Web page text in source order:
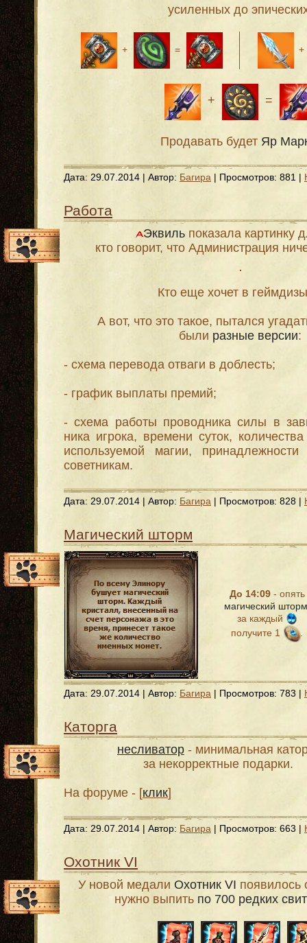
усиленных до
+ =
+ =
Продавать будет Яр
Дата: 29.07.2014 | Автор: Багира | Просмотров: 881 |
Работа
Эквиль показала картинку
кто говорит, что Администрация
Кто еще хочет в
А вот, что это такое, пытался
были разные версии:
- схема перевода отваги в доблесть;
- график выплаты премий;
- схема работы проводника силы в
ника игрока, времени суток,
используемой магии,
советникам.
Дата: 29.07.2014 | Автор: Багира | Просмотров: 828 |
Магический шторм
До 14:09 - опять
магический шторм
за каждый
получите 1
.
Дата: 29.07.2014 | Автор: Багира | Просмотров: 783 |
Каторга
несливатор - минимальная
за некорректные подарки.
На форуме - [клик]
Дата: 29.07.2014 | Автор: Багира | Просмотров: 663 |
Охотник VI
У новой медали Охотник VI появилось
нужно выпить по 700 редких